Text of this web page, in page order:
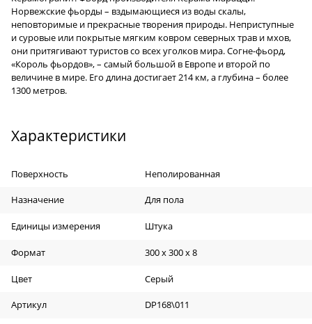
Норвежские фьорды – вздымающиеся из воды скалы,
неповторимые и прекрасные творения природы. Неприступные
и суровые или покрытые мягким ковром северных трав и мхов,
они притягивают туристов со всех уголков мира. Согне-фьорд,
«Король фьордов», – самый большой в Европе и второй по
величине в мире. Его длина достигает 214 км, а глубина – более
1300 метров.
Характеристики
Поверхность Неполированная
Назначение Для пола
Единицы измерения Штука
Формат 300 х 300 х 8
Цвет Серый
Артикул DP168\011